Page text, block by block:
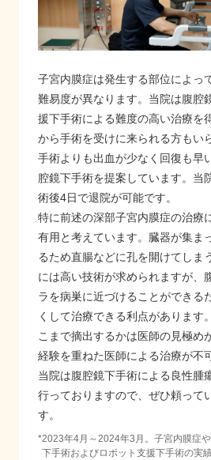
子宮内膜症は発生する部位によっ
難易度が異なります。当院は腹腔
援下手術による難度の高い治療を
から手術を受けに来られる方もい
手術よりも出血が少なく回復も早
腔鏡下手術を提案しています。当
術後4日で退院が可能です。
特に前述の深部子宮内膜症の治療
有用と考えています。臓器が集ま
るため直腸などに孔を開けてしま
には高い技術が求められますが、
ラを病巣に近づけることができる
くして治療できる利点があります
こまで摘出するかは医師の見極め
経験を重ねた医師による治療が不
当院は腹腔鏡下手術による良性腫
行っておりますので、ぜひ頼って
す。
*2023年4月～2024年3月。子宮内膜症
下手術およびロボット支援下手術の実績